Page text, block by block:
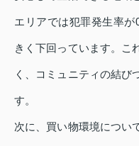
エリアでは犯罪発生率が
きく下回っています。こ
く、コミュニティの結び
す。
次に、買い物環境につい